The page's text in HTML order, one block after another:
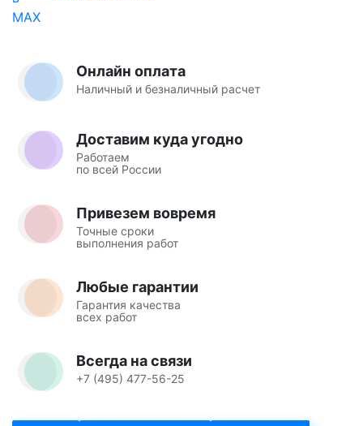
Онлайн оплата
Наличный и безналичный расчет
Доставим куда угодно
Работаем
по всей России
Привезем вовремя
Точные сроки
выполнения работ
Любые гарантии
Гарантия качества
всех работ
Всегда на связи
+7 (495) 477-56-25